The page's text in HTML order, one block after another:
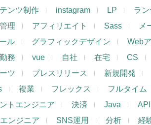
ンツ制作
instagram LP ラ
理
アフィリエイト Sass メ
ル
グラフィックデザイン Web
務
vue 自社 在宅 CS
ツ
プレスリリース 新規開発
複業 フレックス フルタイム
トエンジニア
決済 Java API
ンジニア
SNS運用 分析 経